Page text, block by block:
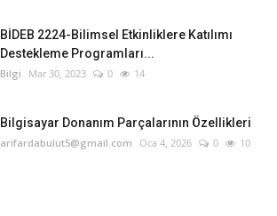
BİDEB 2224-Bilimsel Etkinliklere Katılımı
Destekleme Programları...
Bilgi Mar 30, 2023 0 14
Bilgisayar Donanım Parçalarının Özellikleri
arifardabulut5@gmail.com Oca 4, 2026 0 10